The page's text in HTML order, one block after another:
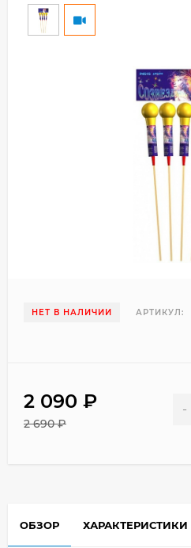
НЕТ В НАЛИЧИИ АРТИКУЛ:
2 090 ₽
2 690₽
-
ОБЗОР ХАРАКТЕРИСТИКИ